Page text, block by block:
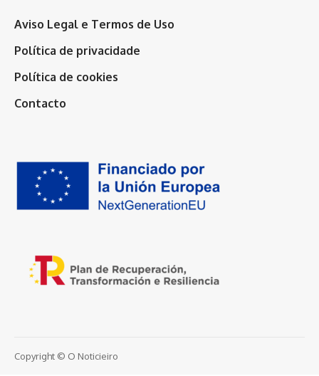
Aviso Legal e Termos de Uso
Política de privacidade
Política de cookies
Contacto
Copyright © O Noticieiro